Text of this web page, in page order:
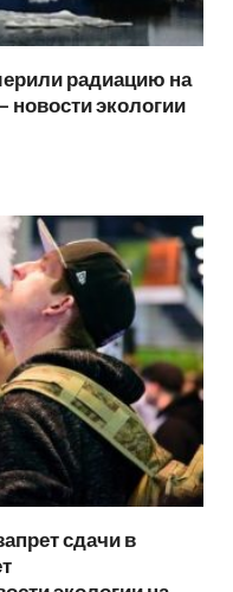
радиацию на
новости экологии
сдачи в